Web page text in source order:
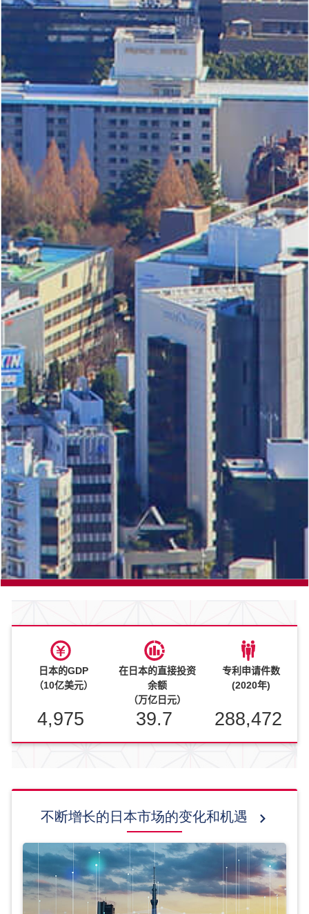
日本的GDP
（10亿美元）
4,975
在日本的直接投资
余额
（万亿日元）
39.7
专利申请件数
(2020年)
288,472
不断增长的日本市场的变化和机遇